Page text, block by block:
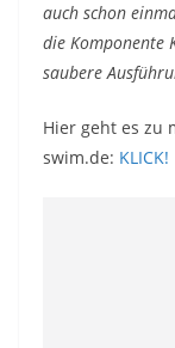
auch schon
die Komponente
saubere
Hier geht es zu
swim.de: KLICK!